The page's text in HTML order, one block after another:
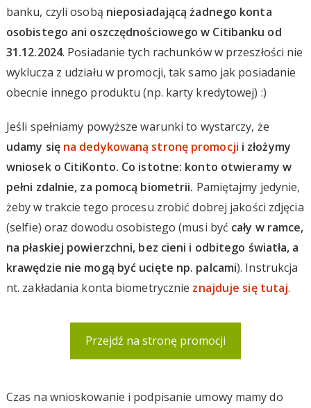
banku, czyli osobą nieposiadającą żadnego konta
osobistego ani oszczędnościowego w Citibanku od
31.12.2024. Posiadanie tych rachunków w przeszłości nie
wyklucza z udziału w promocji, tak samo jak posiadanie
obecnie innego produktu (np. karty kredytowej) :)
Jeśli spełniamy powyższe warunki to wystarczy, że
udamy się na dedykowaną stronę promocji i złożymy
wniosek o CitiKonto. Co istotne: konto otwieramy w
pełni zdalnie, za pomocą biometrii. Pamiętajmy jedynie,
żeby w trakcie tego procesu zrobić dobrej jakości zdjęcia
(selfie) oraz dowodu osobistego (musi być cały w ramce,
na płaskiej powierzchni, bez cieni i odbitego światła, a
krawędzie nie mogą być ucięte np. palcami). Instrukcja
nt. zakładania konta biometrycznie znajduje się tutaj.
Przejdź na stronę promocji
Czas na wnioskowanie i podpisanie umowy mamy do